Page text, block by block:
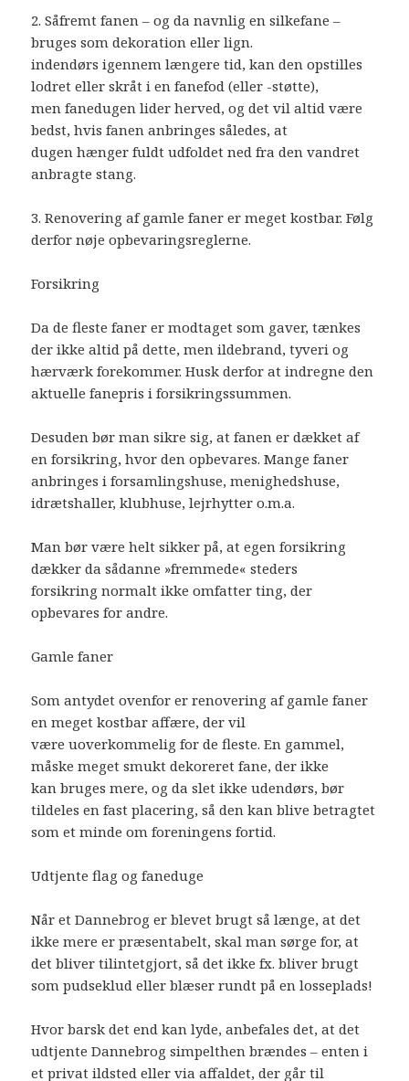
2. Såfremt fanen – og da navnlig en silkefane –
bruges som dekoration eller lign.
indendørs igennem længere tid, kan den opstilles
lodret eller skråt i en fanefod (eller -støtte),
men fanedugen lider herved, og det vil altid være
bedst, hvis fanen anbringes således, at
dugen hænger fuldt udfoldet ned fra den vandret
anbragte stang.
3. Renovering af gamle faner er meget kostbar. Følg
derfor nøje opbevaringsreglerne.
Forsikring
Da de fleste faner er modtaget som gaver, tænkes
der ikke altid på dette, men ildebrand, tyveri og
hærværk forekommer. Husk derfor at indregne den
aktuelle fanepris i forsikringssummen.
Desuden bør man sikre sig, at fanen er dækket af
en forsikring, hvor den opbevares. Mange faner
anbringes i forsamlingshuse, menighedshuse,
idrætshaller, klubhuse, lejrhytter o.m.a.
Man bør være helt sikker på, at egen forsikring
dækker da sådanne »fremmede« steders
forsikring normalt ikke omfatter ting, der
opbevares for andre.
Gamle faner
Som antydet ovenfor er renovering af gamle faner
en meget kostbar affære, der vil
være uoverkommelig for de fleste. En gammel,
måske meget smukt dekoreret fane, der ikke
kan bruges mere, og da slet ikke udendørs, bør
tildeles en fast placering, så den kan blive betragtet
som et minde om foreningens fortid.
Udtjente flag og faneduge
Når et Dannebrog er blevet brugt så længe, at det
ikke mere er præsentabelt, skal man sørge for, at
det bliver tilintetgjort, så det ikke fx. bliver brugt
som pudseklud eller blæser rundt på en losseplads!
Hvor barsk det end kan lyde, anbefales det, at det
udtjente Dannebrog simpelthen brændes – enten i
et privat ildsted eller via affaldet, der går til